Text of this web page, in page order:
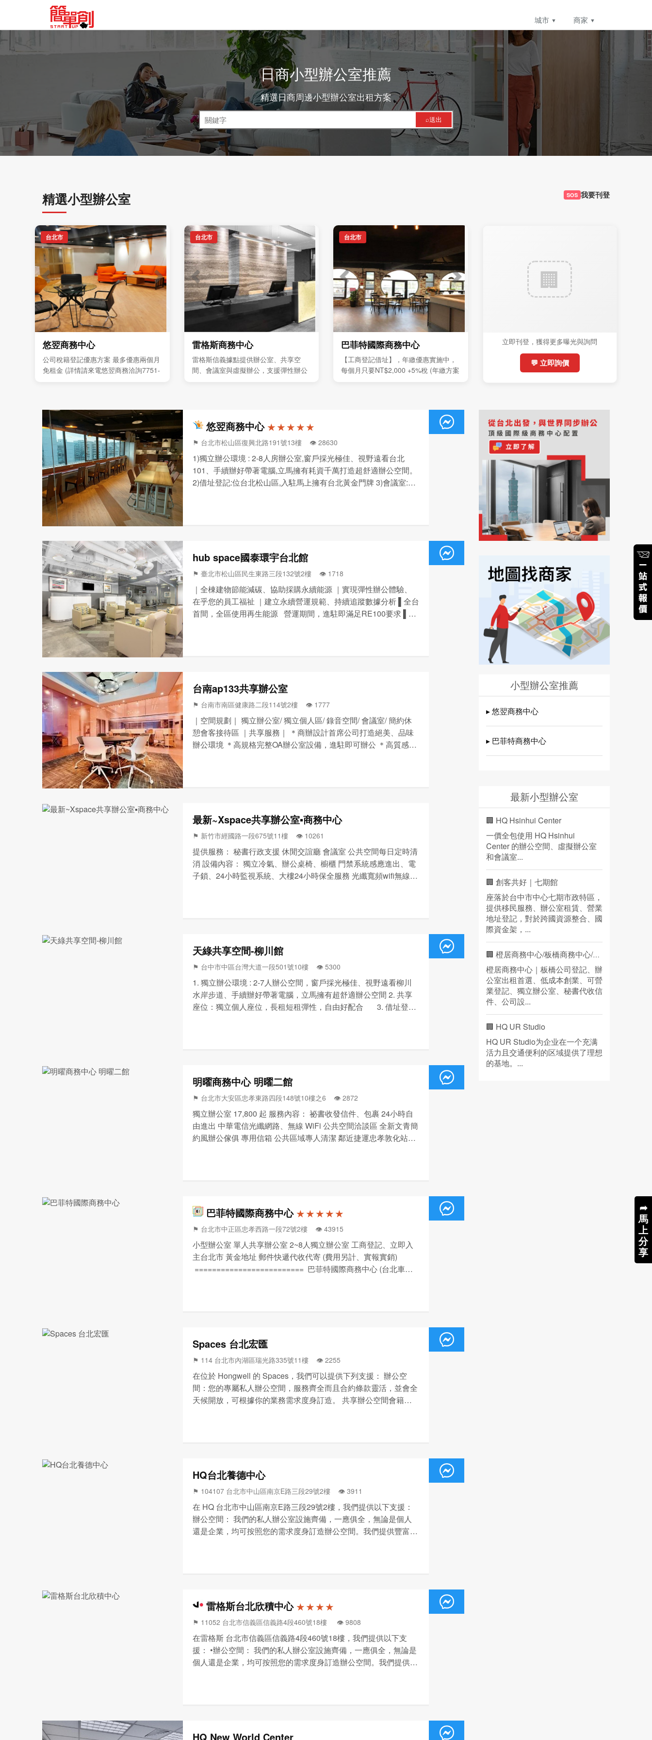
城市 商家
➦
馬
上
分
享
日商小型辦公室推薦
精選日商周邊小型辦公室出租方案
⌕送出
精選小型辦公室 SOS 我要刊登
台北市
悠翌商務中心
公司稅籍登記優惠方案 最多優惠兩個月
免租金 (詳情請來電悠翌商務洽詢7751-
台北市
雷格斯商務中心
雷格斯信義據點提供辦公室、共享空
間、會議室與虛擬辦公，支援彈性辦公
台北市
巴菲特國際商務中心
【工商登記借址】，年繳優惠實施中，
每個月只要NT$2,000 +5%稅 (年繳方案
立即刊登，獲得更多曝光與詢問
💬 立即詢價
悠翌商務中心 ★ ★ ★ ★ ★
⚑ 台北市松山區復興北路191號13樓 👁️‍ 28630
1)獨立辦公環境 : 2-8人房辦公室,窗戶採光極佳、視野遠看台北
101、手續辦好帶著電腦,立馬擁有耗資千萬打造超舒適辦公空間。
2)借址登記:位台北松山區,入駐馬上擁有台北黃金門牌 3)會議室:多
hub space國泰環宇台北館
⚑ 臺北市松山區民生東路三段132號2樓 👁️‍ 1718
｜全棟建物節能減碳、協助採購永續能源 ｜實現彈性辦公體驗、
在乎您的員工福祉 ｜建立永續營運規範、持續追蹤數據分析 ▌全台
首間，全區使用再生能源 營運期間，進駐即滿足RE100要求 ▌健
台南ap133共享辦公室
⚑ 台南市南區健康路二段114號2樓 👁️‍ 1777
｜空間規劃｜ 獨立辦公室/ 獨立個人區/ 錄音空間/ 會議室/ 簡約休
憩會客接待區 ｜共享服務｜ ＊商辦設計首席公司打造絕美、品味
辦公環境 ＊高規格完整OA辦公室設備，進駐即可辦公 ＊高質感設
最新~Xspace共享辦公室▪商務中心
⚑ 新竹市經國路一段675號11樓 👁️‍ 10261
提供服務： 秘書行政支援 休閒交誼廳 會議室 公共空間每日定時清
消 設備內容： 獨立冷氣、辦公桌椅、櫥櫃 門禁系統感應進出、電
子鎖、24小時監視系統、大樓24小時保全服務 光纖寬頻wifi無線網
天綠共享空間-柳川館
⚑ 台中市中區台灣大道一段501號10樓 👁️‍ 5300
1. 獨立辦公環境 : 2-7人辦公空間，窗戶採光極佳、視野遠看柳川
水岸步道、手續辦好帶著電腦，立馬擁有超舒適辦公空間 2. 共享
座位：獨立個人座位，長租短租彈性，自由好配合 3. 借址登
明曜商務中心 明曜二館
⚑ 台北市大安區忠孝東路四段148號10樓之6 👁️‍ 2872
獨立辦公室 17,800 起 服務內容： 祕書收發信件、包裹 24小時自
由進出 中華電信光纖網路、無線 WiFi 公共空間洽談區 全新文青簡
約風辦公傢俱 專用信箱 公共區域專人清潔 鄰近捷運忠孝敦化站5
巴菲特國際商務中心 ★ ★ ★ ★ ★
⚑ 台北市中正區忠孝西路一段72號2樓 👁️‍ 43915
小型辦公室 單人共享辦公室 2~8人獨立辦公室 工商登記、立即入
主台北市 黃金地址 郵件快遞代收代寄 (費用另計、實報實銷)
========================= 巴菲特國際商務中心 (台北車站
Spaces 台北宏匯
⚑ 114 台北市內湖區瑞光路335號11樓 👁️‍ 2255
在位於 Hongwell 的 Spaces，我們可以提供下列支援： 辦公空
間：您的專屬私人辦公空間，服務齊全而且合約條款靈活，並會全
天候開放，可根據你的業務需求度身訂造。 共享辦公空間會籍：
HQ台北養德中心
⚑ 104107 台北市中山區南京E路三段29號2樓 👁️‍ 3911
在 HQ 台北市中山區南京E路三段29號2樓，我們提供以下支援：
辦公空間： 我們的私人辦公室設施齊備，一應俱全，無論是個人
還是企業，均可按照您的需求度身訂造辦公空間。我們提供豐富多
雷格斯台北欣積中心 ★ ★ ★ ★
⚑ 11052 台北市信義區信義路4段460號18樓 👁️‍ 9808
在雷格斯 台北市信義區信義路4段460號18樓，我們提供以下支
援： •辦公空間： 我們的私人辦公室設施齊備，一應俱全，無論是
個人還是企業，均可按照您的需求度身訂造辦公空間。我們提供豐
HQ New World Center
小型辦公室推薦
▸ 悠翌商務中心
▸ 巴菲特商務中心
最新小型辦公室
🏢 HQ Hsinhui Center
一價全包使用 HQ Hsinhui
Center 的辦公空間、虛擬辦公室
和會議室...
🏢 創客共好｜七期館
座落於台中市中心七期市政特區，
提供移民服務、辦公室租賃、營業
地址登記，對於跨國資源整合、國
際資金架，...
🏢 橙居商務中心/板橋商務中心/營業登記
橙居商務中心｜板橋公司登記、辦
公室出租首選、低成本創業、可營
業登記、獨立辦公室、秘書代收信
件、公司設...
🏢 HQ UR Studio
HQ UR Studio为企业在一个充满
活力且交通便利的区域提供了理想
的基地。...